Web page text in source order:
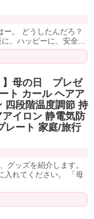
。 どうしたんだろ？
、ハッピーに、安全...
】母の日 プレゼ
ト カール ヘアア
四段階温度調節 持
イロン 静電気防
レート 家庭/旅行
グッズを紹介します。
入れてください。 「母